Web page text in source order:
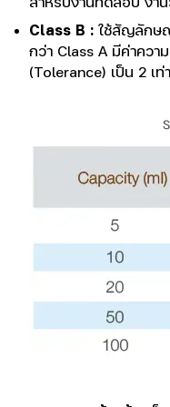
Class B : ใช้สัญลักษ
กว่า Class A มีค่าควา
(Tolerance) เป็น 2 เ